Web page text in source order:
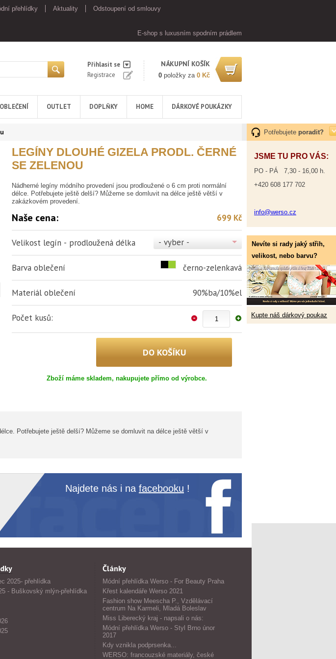
přehlídky Aktuality
Odstoupení od smlouvy
E-shop s luxusním spodním prádlem
Přihlasit se
Registrace
NÁKUPNÍ KOŠÍK
0 položky za 0 Kč
OUTLET DOPLŇKY HOME DÁRKOVÉ POUKÁZKY
Potřebujete poradit?
JSME TU PRO VÁS:
PO - PÁ 7,30 - 16,00 h.
+420 608 177 702
info@werso.cz
Nevíte si rady jaký střih,
velikost, nebo barvu?
Kupte náš dárkový poukaz
LEGÍNY DLOUHÉ GIZELA PRODL. ČERNÉ
SE ZELENOU
Nádherné legíny módního provedení jsou prodloužené o 6 cm proti normální
délce. Potřebujete ještě delší? Můžeme se domluvit na délce ještě větší v
zakázkovém provedení.
Naše cena: 699 Kč
Velikost legín - prodloužená délka - vyber -
Barva oblečení černo-zelenkavá
Materiál oblečení 90%ba/10%el
Počet kusů:
Zboží máme skladem, nakupujete přímo od výrobce.
Potřebujete ještě delší? Můžeme se domluvit na délce ještě větší v
Najdete nás i na facebooku !
2025- přehlídka
- Buškovský mlýn-přehlídka
Články
Módní přehlídka Werso - For Beauty Praha
Křest kalendáře Werso 2021
Fashion show Meescha P., Vzdělávací
centrum Na Karmeli, Mladá Boleslav
Miss Liberecký kraj - napsali o nás:
Módní přehlídka Werso - Styl Brno únor
2017
Kdy vznikla podprsenka...
WERSO: francouzské materiály, české